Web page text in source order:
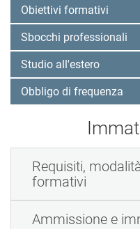
Obiettivi formativi
Sbocchi professionali
Studio all'estero
Obbligo di frequenza
Requisiti,
formativi
Ammissione e